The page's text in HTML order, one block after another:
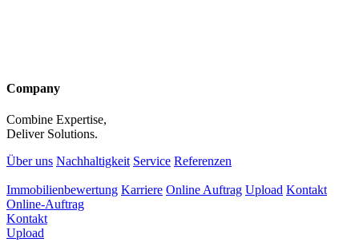
Company
Combine Expertise,
Deliver Solutions.
Über uns Nachhaltigkeit Service Referenzen
Immobilienbewertung Karriere Online Auftrag Upload Kontakt
Online-Auftrag
Kontakt
Upload